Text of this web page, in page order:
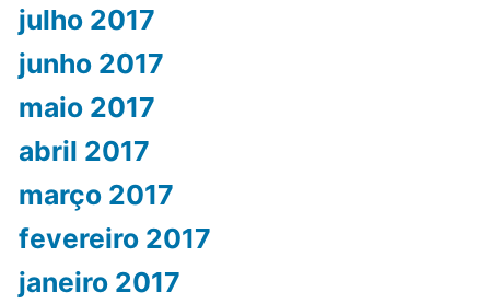
julho 2017
junho 2017
maio 2017
abril 2017
março 2017
fevereiro 2017
janeiro 2017